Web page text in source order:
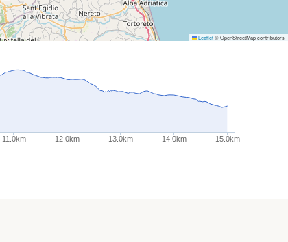
Leaflet© OpenStreetMap contributors
11.0km 12.0km 13.0km 14.0km 15.0km